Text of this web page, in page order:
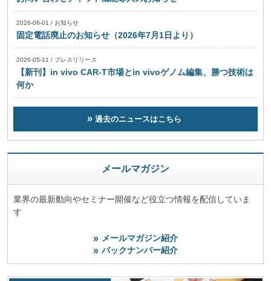
2026-06-01 / お知らせ
固定電話廃止のお知らせ（2026年7月1日より）
2026-05-11 / プレスリリース
【新刊】in vivo CAR-T市場とin vivoゲノム編集、勝つ技術は
何か
過去のニュースはこちら
メールマガジン
業界の最新動向やセミナー開催など役立つ情報を配信していま
す
メールマガジン紹介
バックナンバー紹介